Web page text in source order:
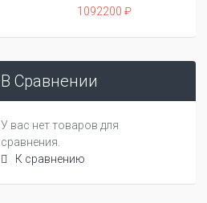
1092200 ₽
В Сравнении
У вас нет товаров для
сравнения.
К сравнению